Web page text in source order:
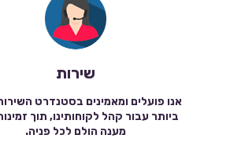
שירות
אנו פועלים ומאמינים בסטנדרט
ביותר עבור קהל לקוחותינו, תוך
מענה הולם לכל פניה.